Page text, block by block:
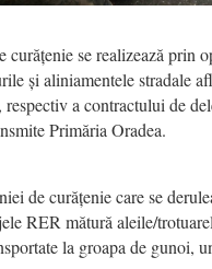
curățenie se realizează prin
și aliniamentele stradale
respectiv a contractului de
Primăria Oradea.
de curățenie care se
RER mătură aleile/
la groapa de gunoi,